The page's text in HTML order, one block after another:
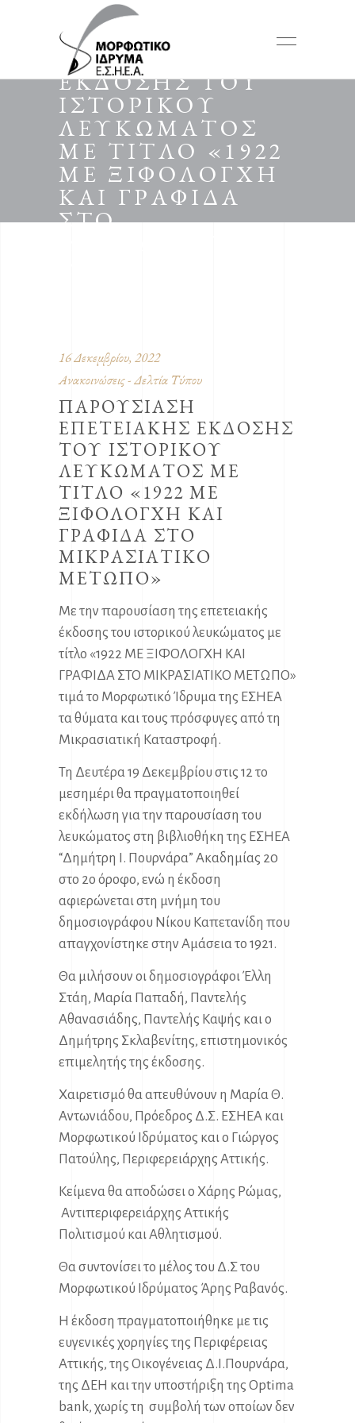
ΠΑΡΟΥΣΙΑΣΗ
ΕΠΕΤΕΙΑΚΗΣ
ΕΚΔΟΣΗΣ ΤΟΥ
ΙΣΤΟΡΙΚΟΥ
ΛΕΥΚΩΜΑΤΟΣ
ΜΕ ΤΙΤΛΟ «1922
ΜΕ ΞΙΦΟΛΟΓΧΗ
ΚΑΙ ΓΡΑΦΙΔΑ
ΣΤΟ
16 Δεκεμβρίου, 2022
Ανακοινώσεις - Δελτία Τύπου
ΠΑΡΟΥΣΙΑΣΗ
ΕΠΕΤΕΙΑΚΗΣ ΕΚΔΟΣΗΣ
ΤΟΥ ΙΣΤΟΡΙΚΟΥ
ΛΕΥΚΩΜΑΤΟΣ ΜΕ
ΤΙΤΛΟ «1922 ΜΕ
ΞΙΦΟΛΟΓΧΗ ΚΑΙ
ΓΡΑΦΙΔΑ ΣΤΟ
ΜΙΚΡΑΣΙΑΤΙΚΟ
ΜΕΤΩΠΟ»
Με την παρουσίαση της επετειακής
έκδοσης του ιστορικού λευκώματος με
τίτλο «1922 ΜΕ ΞΙΦΟΛΟΓΧΗ ΚΑΙ
ΓΡΑΦΙΔΑ ΣΤΟ ΜΙΚΡΑΣΙΑΤΙΚΟ ΜΕΤΩΠΟ»
τιμά το Μορφωτικό Ίδρυμα της ΕΣΗΕΑ
τα θύματα και τους πρόσφυγες από τη
Μικρασιατική Καταστροφή.
Τη Δευτέρα 19 Δεκεμβρίου στις 12 το
μεσημέρι θα πραγματοποιηθεί
εκδήλωση για την παρουσίαση του
λευκώματος στη βιβλιοθήκη της ΕΣΗΕΑ
“Δημήτρη Ι. Πουρνάρα” Ακαδημίας 20
στο 2ο όροφο, ενώ η έκδοση
αφιερώνεται στη μνήμη του
δημοσιογράφου Νίκου Καπετανίδη που
απαγχονίστηκε στην Αμάσεια το 1921.
Θα μιλήσουν οι δημοσιογράφοι Έλλη
Στάη, Μαρία Παπαδή, Παντελής
Αθανασιάδης, Παντελής Καψής και ο
Δημήτρης Σκλαβενίτης, επιστημονικός
επιμελητής της έκδοσης.
Χαιρετισμό θα απευθύνουν η Μαρία Θ.
Αντωνιάδου, Πρόεδρος Δ.Σ. ΕΣΗΕΑ και
Μορφωτικού Ιδρύματος και ο Γιώργος
Πατούλης, Περιφερειάρχης Αττικής.
Κείμενα θα αποδώσει ο Χάρης Ρώμας,
Αντιπεριφερειάρχης Αττικής
Πολιτισμού και Αθλητισμού.
Θα συντονίσει το μέλος του Δ.Σ του
Μορφωτικού Ιδρύματος Άρης Ραβανός.
Η έκδοση πραγματοποιήθηκε με τις
ευγενικές χορηγίες της Περιφέρειας
Αττικής, της Οικογένειας Δ.Ι.Πουρνάρα,
της ΔΕΗ και την υποστήριξη της Optima
bank, χωρίς τη συμβολή των οποίων δεν